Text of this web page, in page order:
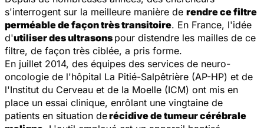
s'interrogent sur la meilleure manière de rendre ce filtre
perméable de façon très transitoire. En France, l'idée
d'utiliser des ultrasons pour distendre les mailles de ce
filtre, de façon très ciblée, a pris forme.
En juillet 2014, des équipes des services de neuro-
oncologie de l'hôpital La Pitié-Salpêtrière (AP-HP) et de
l'Institut du Cerveau et de la Moelle (ICM) ont mis en
place un essai clinique, enrôlant une vingtaine de
patients en situation derécidive de tumeur cérébrale